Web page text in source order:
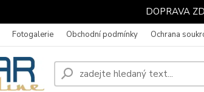
DOPRAVA
Fotogalerie Obchodní podmínky Ochrana